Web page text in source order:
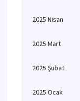
2025 Nisan
2025 Mart
2025 Şubat
2025 Ocak